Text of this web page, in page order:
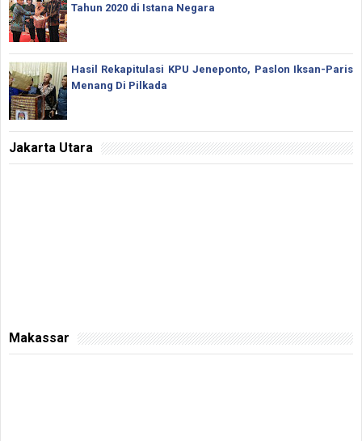
Tahun 2020 di Istana Negara
Hasil Rekapitulasi KPU Jeneponto, Paslon Iksan-Paris
Menang Di Pilkada
Jakarta Utara
Makassar